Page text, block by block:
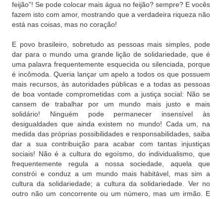
feijão”! Se pode colocar mais água no feijão? sempre? E vocês
fazem isto com amor, mostrando que a verdadeira riqueza não
está nas coisas, mas no coração!
E povo brasileiro, sobretudo as pessoas mais simples, pode
dar para o mundo uma grande lição de solidariedade, que é
uma palavra frequentemente esquecida ou silenciada, porque
é incômoda. Queria lançar um apelo a todos os que possuem
mais recursos, às autoridades públicas e a todas as pessoas
de boa vontade comprometidas com a justiça social: Não se
cansem de trabalhar por um mundo mais justo e mais
solidário! Ninguém pode permanecer insensível às
desigualdades que ainda existem no mundo! Cada um, na
medida das próprias possibilidades e responsabilidades, saiba
dar a sua contribuição para acabar com tantas injustiças
sociais! Não é a cultura do egoísmo, do individualismo, que
frequentemente regula a nossa sociedade, aquela que
constrói e conduz a um mundo mais habitável, mas sim a
cultura da solidariedade; a cultura da solidariedade. Ver no
outro não um concorrente ou um número, mas um irmão. E